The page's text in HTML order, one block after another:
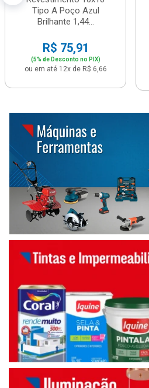
Tipo A Poço Azul
Brilhante 1,44...
R$ 75,91
(5% de Desconto no PIX)
ou em até 12x de R$ 6,66